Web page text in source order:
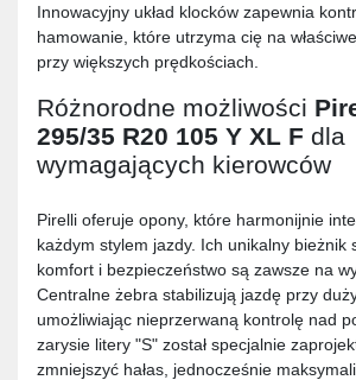
Innowacyjny układ klocków zapewnia
hamowanie, które utrzyma cię na
przy większych prędkościach.
Różnorodne możliwości
295/35 R20 105 Y XL F dla
wymagających kierowców
Pirelli oferuje opony, które harmonijnie
każdym stylem jazdy. Ich unikalny bieżnik
komfort i bezpieczeństwo są zawsze na
Centralne żebra stabilizują jazdę przy
umożliwiając nieprzerwaną kontrolę nad
zarysie litery "S" został specjalnie
zmniejszyć hałas, jednocześnie